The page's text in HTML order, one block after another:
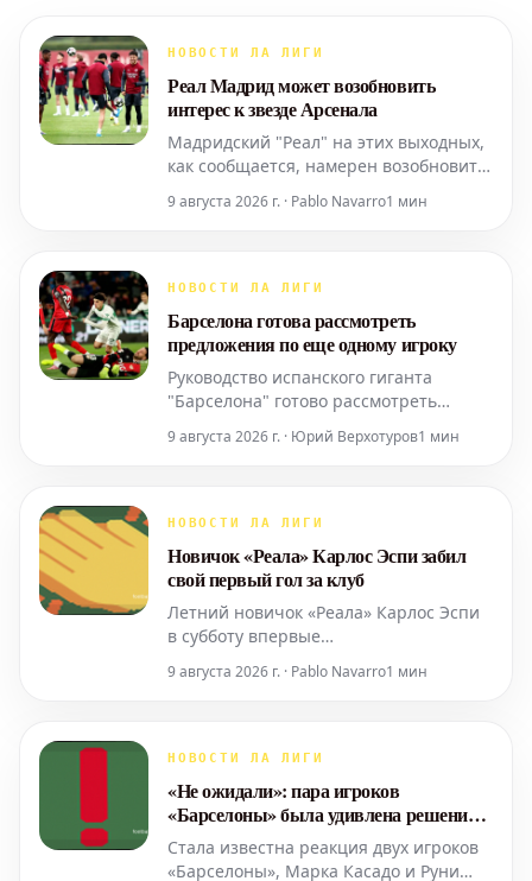
НОВОСТИ ЛА ЛИГИ
Реал Мадрид может возобновить
интерес к звезде Арсенала
Мадридский "Реал" на этих выходных,
как сообщается, намерен возобновить
чемпионов "Арсенала". Речь идет о
Мадрид" понес серьезный удар на
Родри из "Манчестер
9 августа 2026 г. · Pablo Navarro1 мин
НОВОСТИ ЛА ЛИГИ
Барселона готова рассмотреть
предложения по еще одному игроку
Руководство испанского гиганта
"Барселона" готово рассмотреть
защитника Эктора Форта до конца
распродаже игроков в команде Ханси
Араухо достиг соглашения о переходе
в
9 августа 2026 г. · Юрий Верхотуров1 мин
НОВОСТИ ЛА ЛИГИ
Новичок «Реала» Карлос Эспи забил
свой первый гол за клуб
Летний новичок «Реала» Карлос Эспи
в субботу впервые
бомбардирские качества болельщикам
последнем товарищеском матче
Моуринью вернулись к играм ранее
вечером, отправившись в Будапешт
9 августа 2026 г. · Pablo Navarro1 мин
НОВОСТИ ЛА ЛИГИ
«Не ожидали»: пара игроков
«Барселоны» была удивлена решением
Ханси Флика
Стала известна реакция двух игроков
«Барселоны», Марка Касадо и Руни